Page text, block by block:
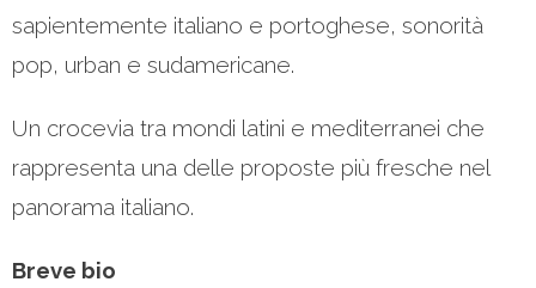
sapientemente italiano e portoghese, sonorità
pop, urban e sudamericane.
Un crocevia tra mondi latini e mediterranei che
rappresenta una delle proposte più fresche nel
panorama italiano.
Breve bio